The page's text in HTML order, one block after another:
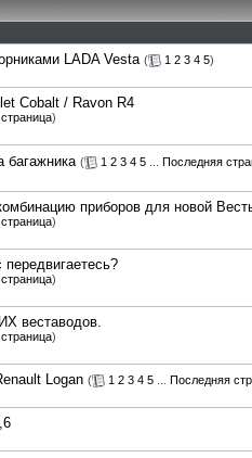
LADA Vesta ( 1 2 3 4 5)
Cobalt / Ravon R4
)
багажника ( 1 2 3 4 5
Последняя
приборов для новой
)
)
веставодов.
)
Logan ( 1 2 3 4 5
Последняя